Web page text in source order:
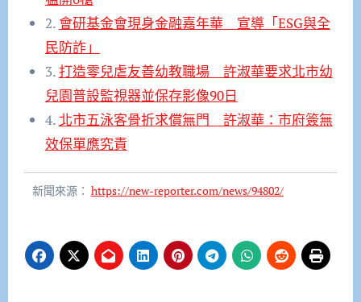
2. 會研基金會現身金融嘉年華 宣導「ESG與全
民防詐」
3.打造零兒虐友善幼教職場 許淑華要求北市幼
兒園普設監視器並保存影像90日
4. 北市五泳客骨折求償無門 許淑華：市府簽無
效保單應究責
新聞來源： https://new-reporter.com/news/94802/